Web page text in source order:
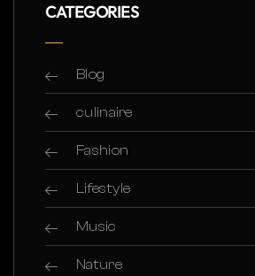
CATEGORIES
Blog
culinaire
Fashion
Lifestyle
Music
Nature